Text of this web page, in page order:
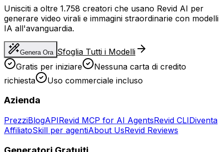
Unisciti a oltre 1.758 creatori che usano Revid AI per
generare video virali e immagini straordinarie con modelli
IA all'avanguardia.
Genera Ora Sfoglia Tutti i Modelli
Gratis per iniziare
Nessuna carta di credito
richiesta
Uso commerciale incluso
Azienda
PrezziBlogAPIRevid MCP for AI AgentsRevid CLIDiventa
AffiliatoSkill per agentiAbout UsRevid Reviews